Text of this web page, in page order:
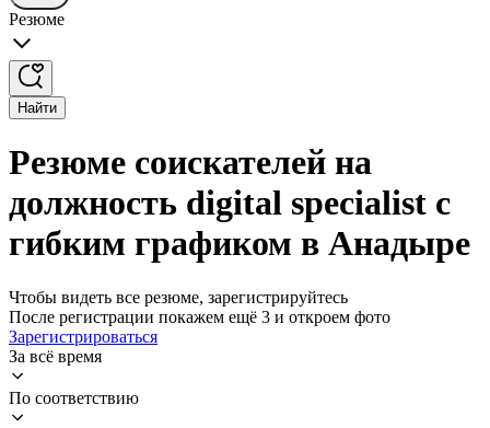
Резюме
Найти
Резюме соискателей на
должность digital specialist с
гибким графиком в Анадыре
Чтобы видеть все резюме, зарегистрируйтесь
После регистрации покажем ещё 3 и откроем фото
Зарегистрироваться
За всё время
По соответствию